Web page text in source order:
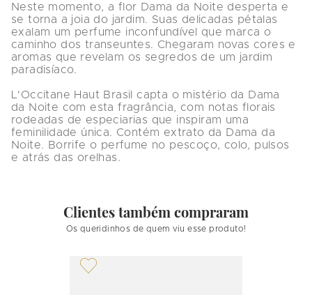
Neste momento, a flor Dama da Noite desperta e
se torna a joia do jardim. Suas delicadas pétalas
exalam um perfume inconfundível que marca o
caminho dos transeuntes. Chegaram novas cores e
aromas que revelam os segredos de um jardim
paradisíaco.
L'Occitane Haut Brasil capta o mistério da Dama
da Noite com esta fragrância, com notas florais
rodeadas de especiarias que inspiram uma
feminilidade única. Contém extrato da Dama da
Noite. Borrife o perfume no pescoço, colo, pulsos
e atrás das orelhas.
Clientes também compraram
Os queridinhos de quem viu esse produto!